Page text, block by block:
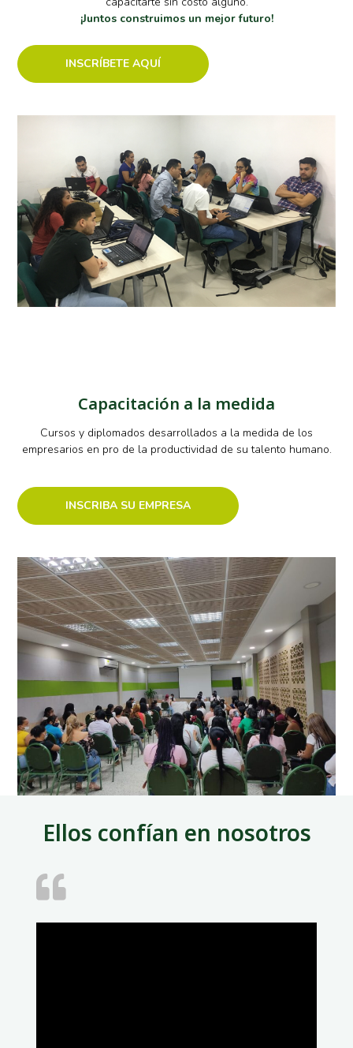
¡Juntos construimos un mejor futuro!
INSCRÍBETE AQUÍ
Capacitación a la medida
Cursos y diplomados desarrollados a la medida de los
empresarios en pro de la productividad de su talento humano.
INSCRIBA SU EMPRESA
Ellos confían en nosotros